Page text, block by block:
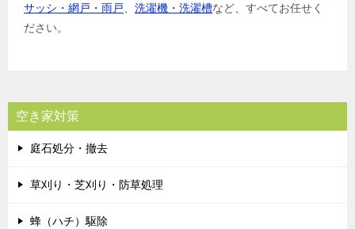
サッシ・網戸・雨戸、 洗濯機・洗濯槽など、すべてお任せく
ださい。
空き家対策
庭石処分・撤去
草刈り・芝刈り・防草処理
蜂（ハチ）駆除